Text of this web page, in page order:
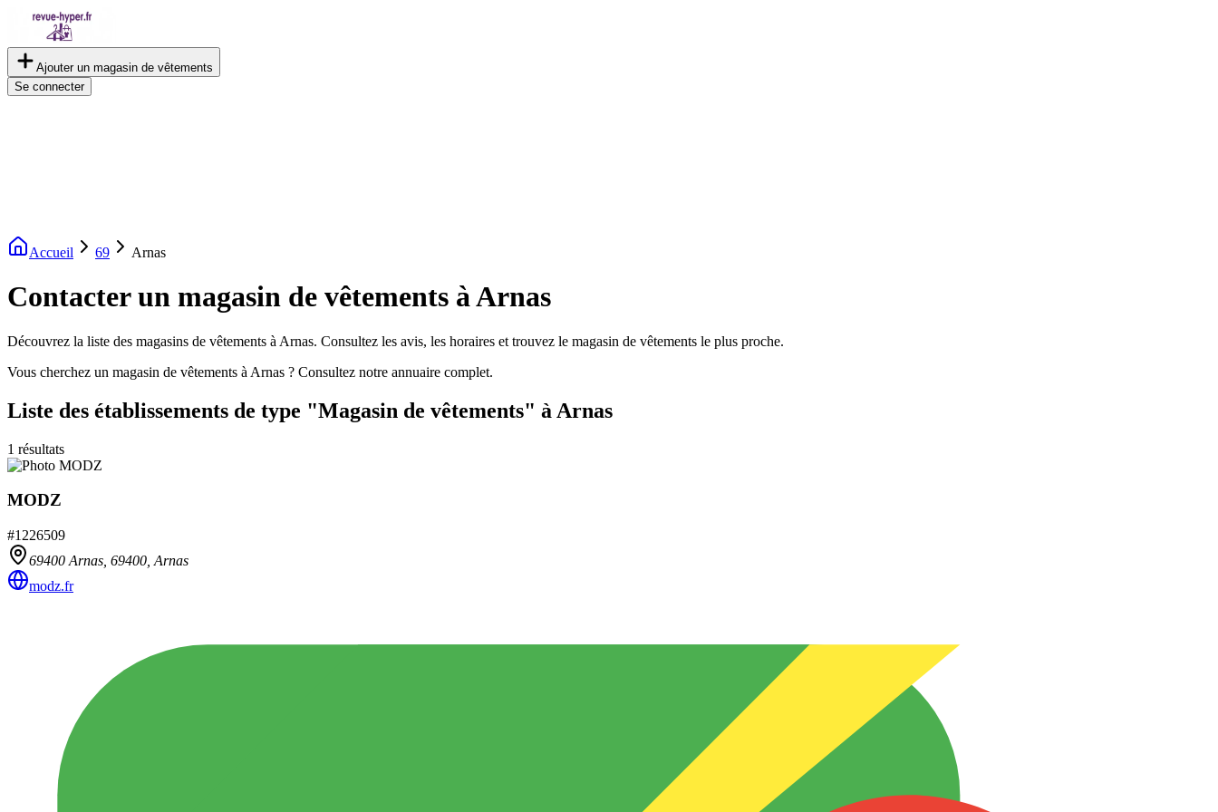
Ajouter un magasin de vêtements
Se connecter
Accueil 69 Arnas
Contacter un magasin de vêtements à Arnas
Découvrez la liste des magasins de vêtements à Arnas. Consultez les avis, les horaires et trouvez le magasin de vêtements le plus proche.
Vous cherchez un magasin de vêtements à Arnas ? Consultez notre annuaire complet.
Liste des établissements de type "Magasin de vêtements" à Arnas
1 résultats
MODZ
#1226509
69400 Arnas, 69400 Arnas
modz.fr